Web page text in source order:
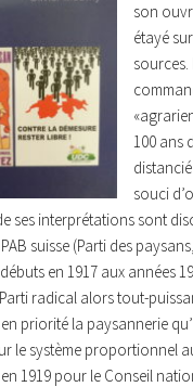
son
étayé
100 ans
souci
ses interprétations sont
suisse (Parti des
en 1917 aux années
radical alors tout-
priorité la paysannerie
le système proportionnel
1919 pour le Conseil